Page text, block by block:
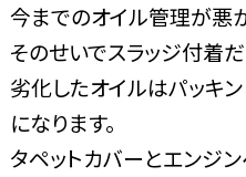
今までのオイル管理が悪
そのせいでスラッジ付着
劣化したオイルはパッキ
になります。
タペットカバーとエンジ